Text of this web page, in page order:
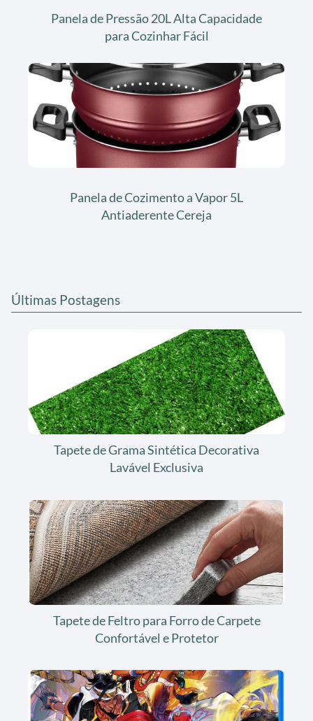
Panela de Pressão 20L Alta Capacidade
para Cozinhar Fácil
Panela de Cozimento a Vapor 5L
Antiaderente Cereja
Últimas Postagens
Tapete de Grama Sintética Decorativa
Lavável Exclusiva
Tapete de Feltro para Forro de Carpete
Confortável e Protetor